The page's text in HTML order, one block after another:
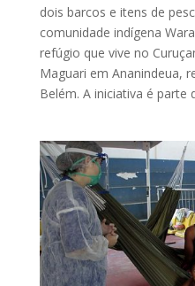
dois barcos e itens de
comunidade indígena
refúgio que vive no
Maguari em Ananindeua,
Belém. A iniciativa é parte